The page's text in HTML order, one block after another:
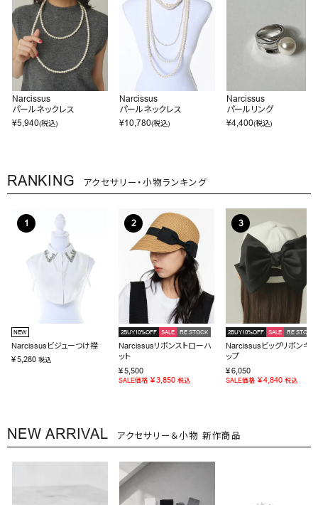
Narcissus
パールネックレス
¥5,940(税込)
Narcissus
パールネックレス
¥10,780(税込)
Narcissus
パールリング
¥4,400(税込)
RANKING アクセサリー・小物ランキング
NEW
Narcissusビジューつけ襟
¥5,280 税込
2BUY10%OFF SALE RE STOCK
Narcissusリボンストローハ
ット
¥5,500
SALE価格 ¥3,850 税込
2BUY10%OFF SALE RE STOCK
Narcissusビッグリボンキャ
ップ
¥6,050
SALE価格 ¥4,840 税込
NEW ARRIVAL アクセサリー＆小物 新作商品